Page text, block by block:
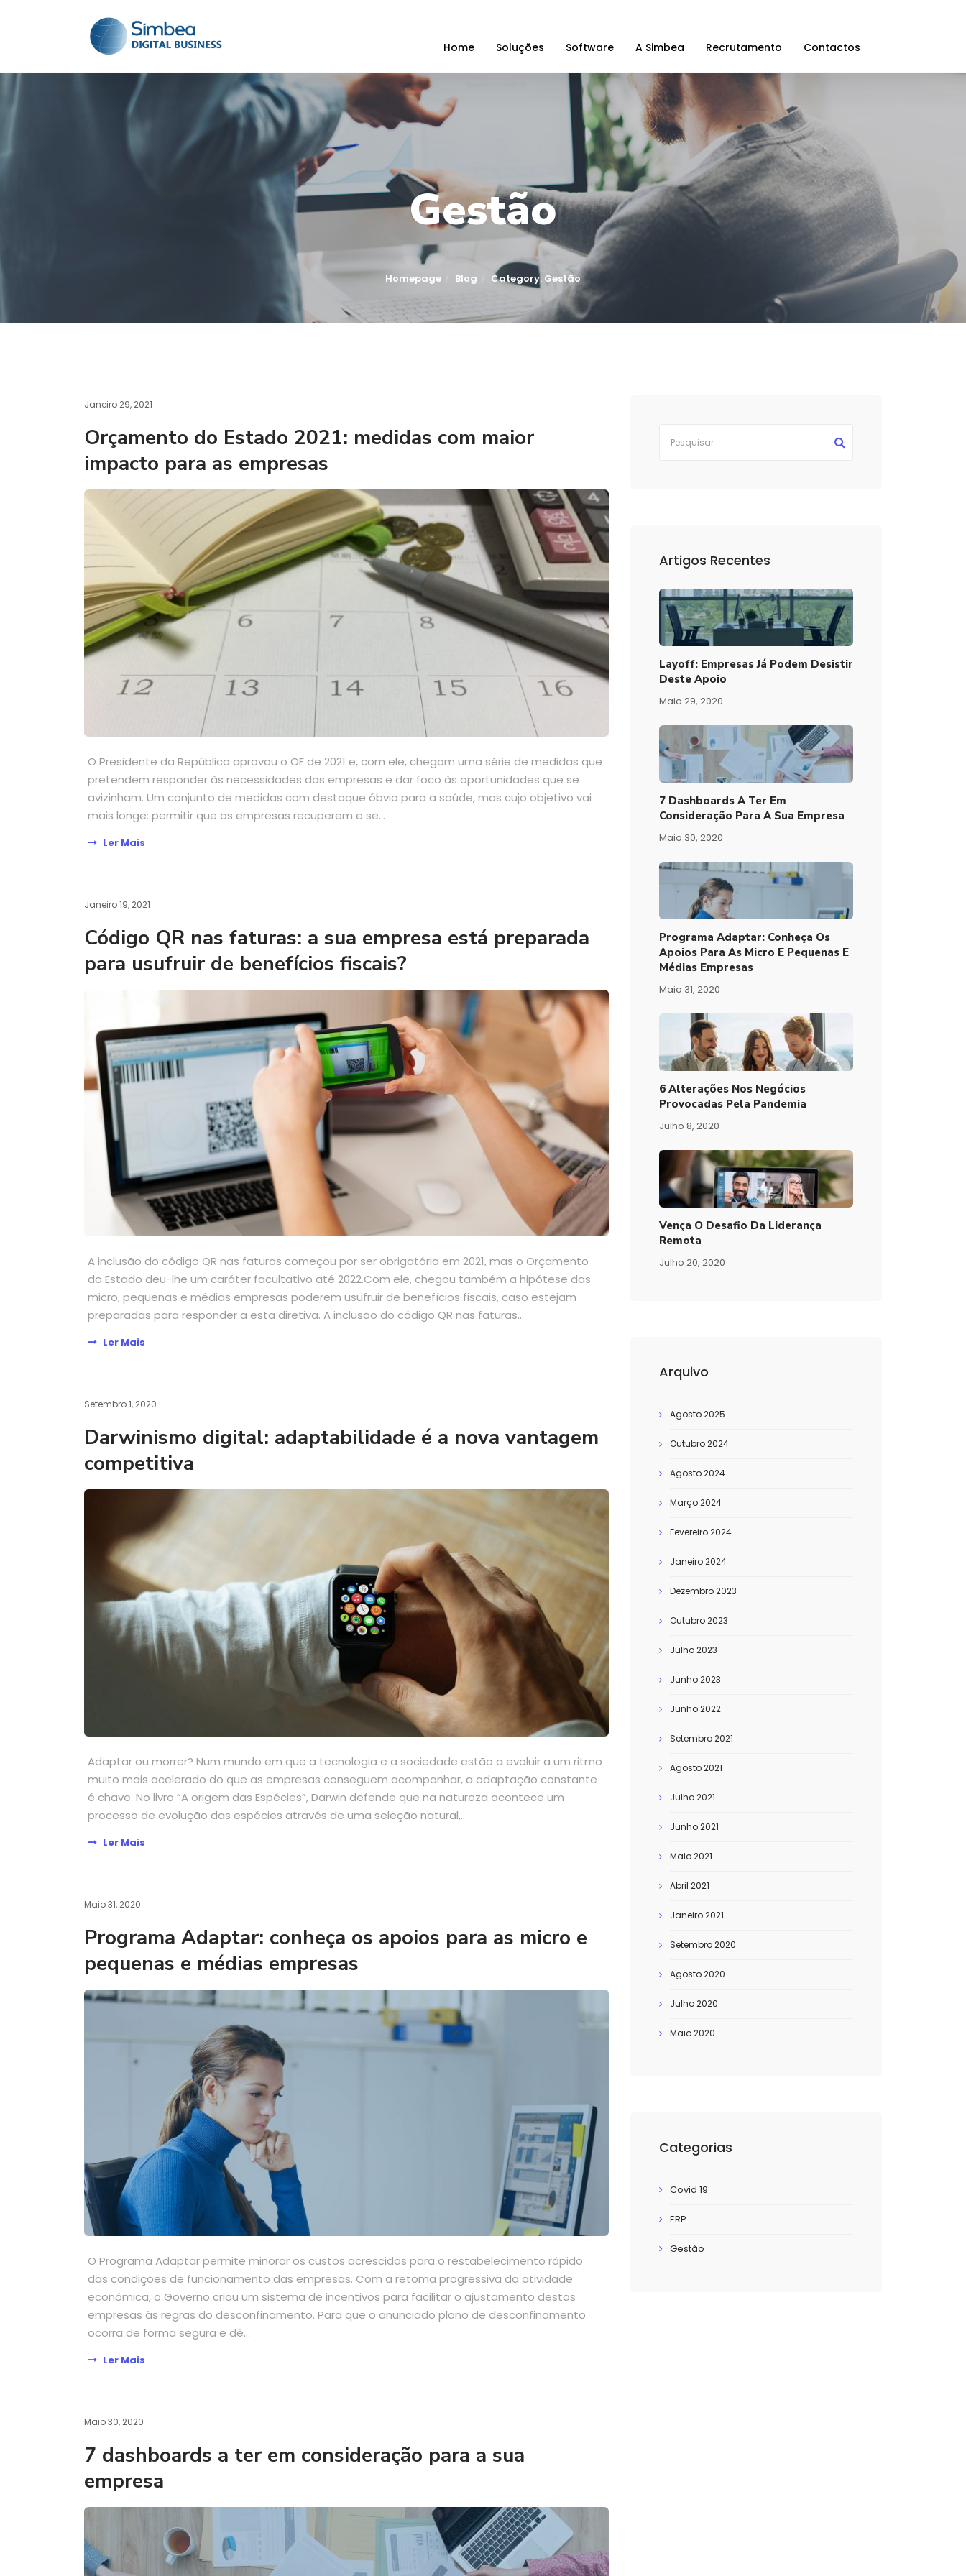
Home Soluções Software A Simbea Recrutamento Contactos
Gestão
Homepage Blog Category: Gestão
Janeiro 29, 2021
Orçamento do Estado 2021: medidas com maior
impacto para as empresas
O Presidente da República aprovou o OE de 2021 e, com ele, chegam uma série de medidas que
pretendem responder às necessidades das empresas e dar foco às oportunidades que se
avizinham. Um conjunto de medidas com destaque óbvio para a saúde, mas cujo objetivo vai
mais longe: permitir que as empresas recuperem e se...
Ler Mais
Janeiro 19, 2021
Código QR nas faturas: a sua empresa está preparada
para usufruir de benefícios fiscais?
A inclusão do código QR nas faturas começou por ser obrigatória em 2021, mas o Orçamento
do Estado deu-lhe um caráter facultativo até 2022.Com ele, chegou também a hipótese das
micro, pequenas e médias empresas poderem usufruir de benefícios fiscais, caso estejam
preparadas para responder a esta diretiva. A inclusão do código QR nas faturas...
Ler Mais
Setembro 1, 2020
Darwinismo digital: adaptabilidade é a nova vantagem
competitiva
Adaptar ou morrer? Num mundo em que a tecnologia e a sociedade estão a evoluir a um ritmo
muito mais acelerado do que as empresas conseguem acompanhar, a adaptação constante
é chave. No livro “A origem das Espécies”, Darwin defende que na natureza acontece um
processo de evolução das espécies através de uma seleção natural,...
Ler Mais
Maio 31, 2020
Programa Adaptar: conheça os apoios para as micro e
pequenas e médias empresas
O Programa Adaptar permite minorar os custos acrescidos para o restabelecimento rápido
das condições de funcionamento das empresas. Com a retoma progressiva da atividade
económica, o Governo criou um sistema de incentivos para facilitar o ajustamento destas
empresas às regras do desconfinamento. Para que o anunciado plano de desconfinamento
ocorra de forma segura e dê...
Ler Mais
Maio 30, 2020
7 dashboards a ter em consideração para a sua
empresa
Artigos Recentes
Layoff: Empresas Já Podem Desistir
Deste Apoio
Maio 29, 2020
7 Dashboards A Ter Em
Consideração Para A Sua Empresa
Maio 30, 2020
Programa Adaptar: Conheça Os
Apoios Para As Micro E Pequenas E
Médias Empresas
Maio 31, 2020
6 Alterações Nos Negócios
Provocadas Pela Pandemia
Julho 8, 2020
Vença O Desafio Da Liderança
Remota
Julho 20, 2020
Arquivo
Agosto 2025
Outubro 2024
Agosto 2024
Março 2024
Fevereiro 2024
Janeiro 2024
Dezembro 2023
Outubro 2023
Julho 2023
Junho 2023
Junho 2022
Setembro 2021
Agosto 2021
Julho 2021
Junho 2021
Maio 2021
Abril 2021
Janeiro 2021
Setembro 2020
Agosto 2020
Julho 2020
Maio 2020
Categorias
Covid 19
ERP
Gestão